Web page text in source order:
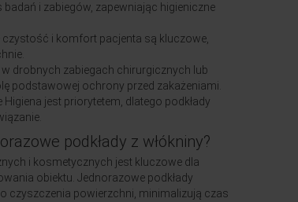
i zabiegów, zapewniając higieniczne
i komfort pacjenta są kluczowe,
drobnych zabiegach chirurgicznych lub
podstawowej ochrony przed zakażeniami.
jest priorytetem, dlatego podkłady
podkłady z włókniny?
i kosmetycznych jest kluczowe dla
obiektu. Jednorazowe podkłady
czyszczenia powierzchni, minimalizują czas